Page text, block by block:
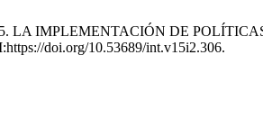
LA IMPLEMENTACIÓN DE
doi.org/10.53689/int.v15i2.306.